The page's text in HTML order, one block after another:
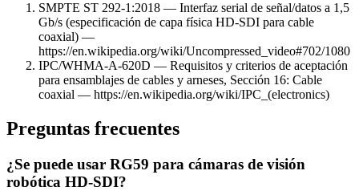
SMPTE ST 292-1:2018 — Interfaz serial de señal/datos a 1,5
Gb/s (especificación de capa física HD-SDI para cable
coaxial) —
https://en.wikipedia.org/wiki/Uncompressed_video#702/1080
IPC/WHMA-A-620D — Requisitos y criterios de aceptación
para ensamblajes de cables y arneses, Sección 16: Cable
coaxial — https://en.wikipedia.org/wiki/IPC_(electronics)
Preguntas frecuentes
¿Se puede usar RG59 para cámaras de visión
robótica HD-SDI?